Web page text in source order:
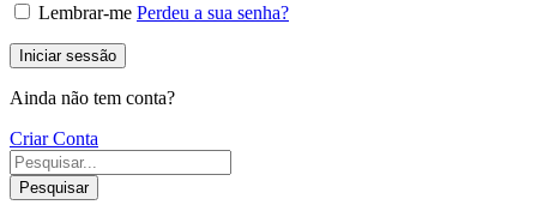
Lembrar-me Perdeu a sua senha?
Iniciar sessão
Ainda não tem conta?
Criar Conta
Pesquisar